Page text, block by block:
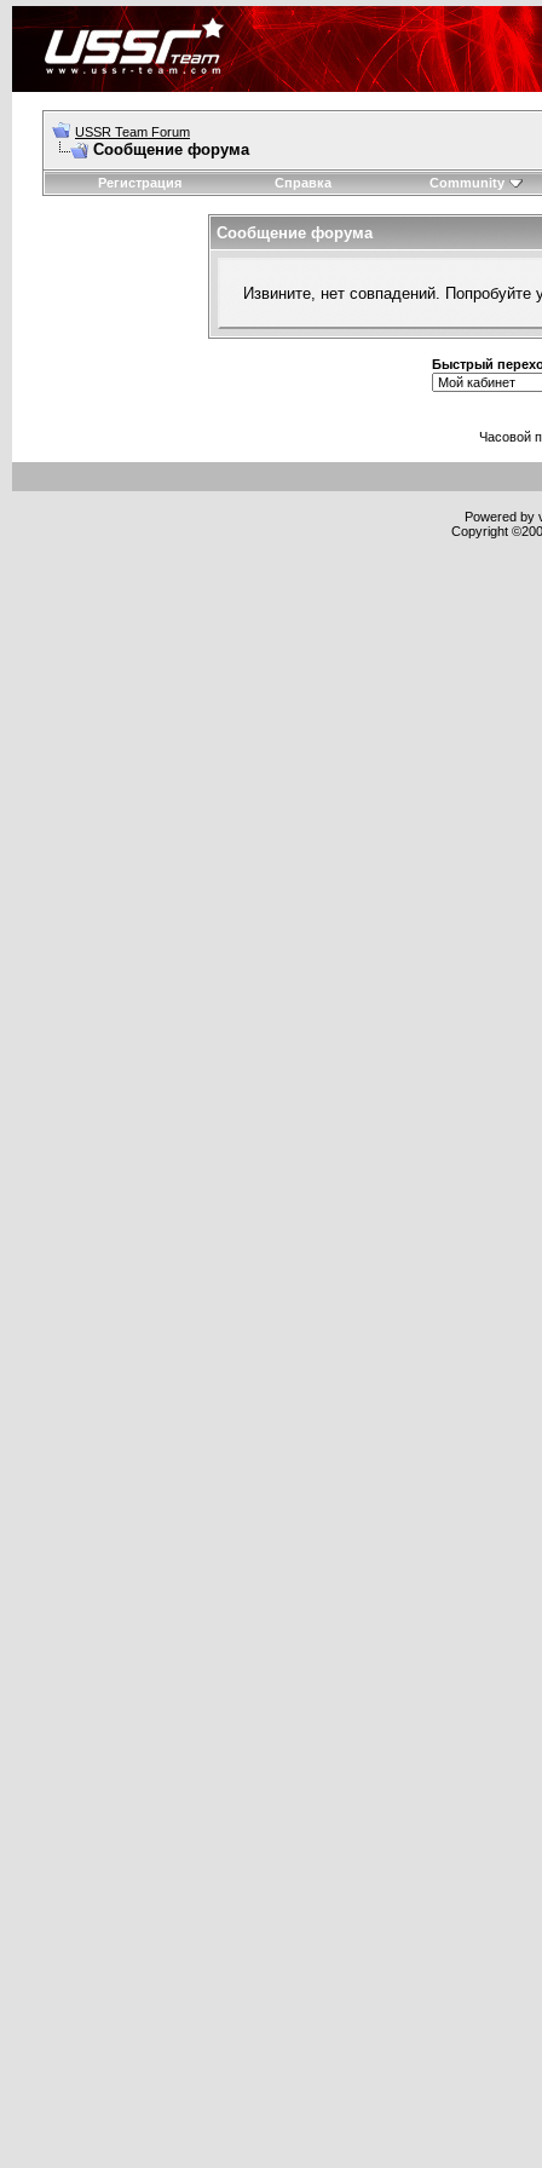
USSR Team Forum
Сообщение форума
Регистрация Справка Community
Сообщение форума
Извините, нет совпадений. Попробуйте
Быстрый
Часовой
Powered by
Copyright